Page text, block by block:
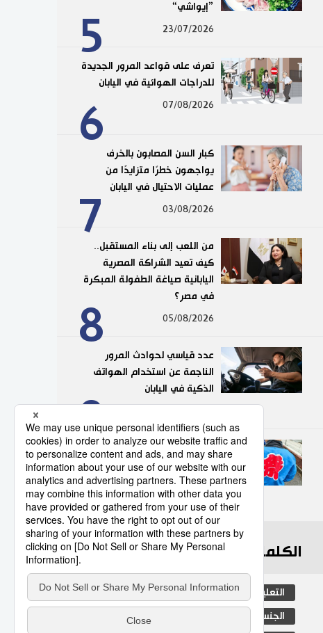
5
”إيواشي“
23/07/2026
6
تعرف على قواعد المرور الجديدة
للدراجات الهوائية في اليابان
07/08/2026
7
كبار السن المصابون بالخرف
يواجهون خطرًا متزايدًا من
عمليات الاحتيال في اليابان
03/08/2026
8
من اللعب إلى بناء المستقبل..
كيف تعيد الشراكة المصرية
اليابانية صياغة الطفولة المبكرة
في مصر؟
05/08/2026
9
عدد قياسي لحوادث المرور
الناجمة عن استخدام الهواتف
الذكية في اليابان
10
”هابي“.. السترة التقليدية التي
تضفي روحًا خاصة على
المهرجانات اليابانية
05/08/2026
الكلمات الأكثر بحثا
التعليم الياباني مجتمع طوكيو
الجنس